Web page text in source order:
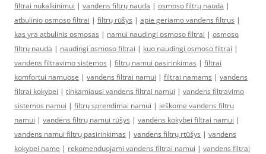
filtrai nukalkinimui | vandens filtrų nauda | osmoso filtrų nauda |
atbulinio osmoso filtrai | filtrų rūšys | apie geriamo vandens filtrus |
kas yra atbulinis osmosas | namui naudingi osmoso filtrai | osmoso
filtrų nauda | naudingi osmoso filtrai | kuo naudingi osmoso filtrai |
vandens filtravimo sistemos | filtrų namui pasirinkimas | filtrai
komfortui namuose | vandens filtrai namui | filtrai namams | vandens
filtrai kokybei | tinkamiausi vandens filtrai namui | vandens filtravimo
sistemos namui | filtrų sprendimai namui | ieškome vandens filtrų
namui | vandens filtrų namui rūšys | vandens kokybei filtrai namui |
vandens namui filtrų pasirinkimas | vandens filtrų rtūšys | vandens
kokybei name | rekomenduojami vandens filtrai namui | vandens filtrai